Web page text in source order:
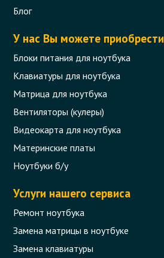
Блог
У нас Вы можете приобрести
Блоки питания для ноутбука
Клавиатуры для ноутбука
Матрица для ноутбука
Вентиляторы (кулеры)
Видеокарта для ноутбука
Материнские платы
Ноутбуки б/у
Услуги нашего сервиса
Ремонт ноутбука
Замена матрицы в ноутбуке
Замена клавиатуры